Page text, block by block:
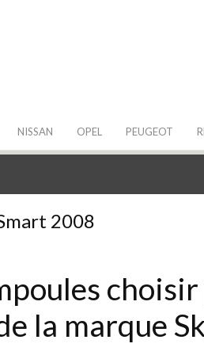
NISSAN OPEL PEUGEOT
2008
la marque